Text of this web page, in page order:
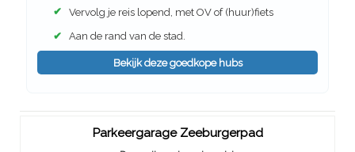
✔ Vervolg je reis lopend, met OV of (huur)fiets
✔ Aan de rand van de stad.
Bekijk deze goedkope hubs
Parkeergarage Zeeburgerpad